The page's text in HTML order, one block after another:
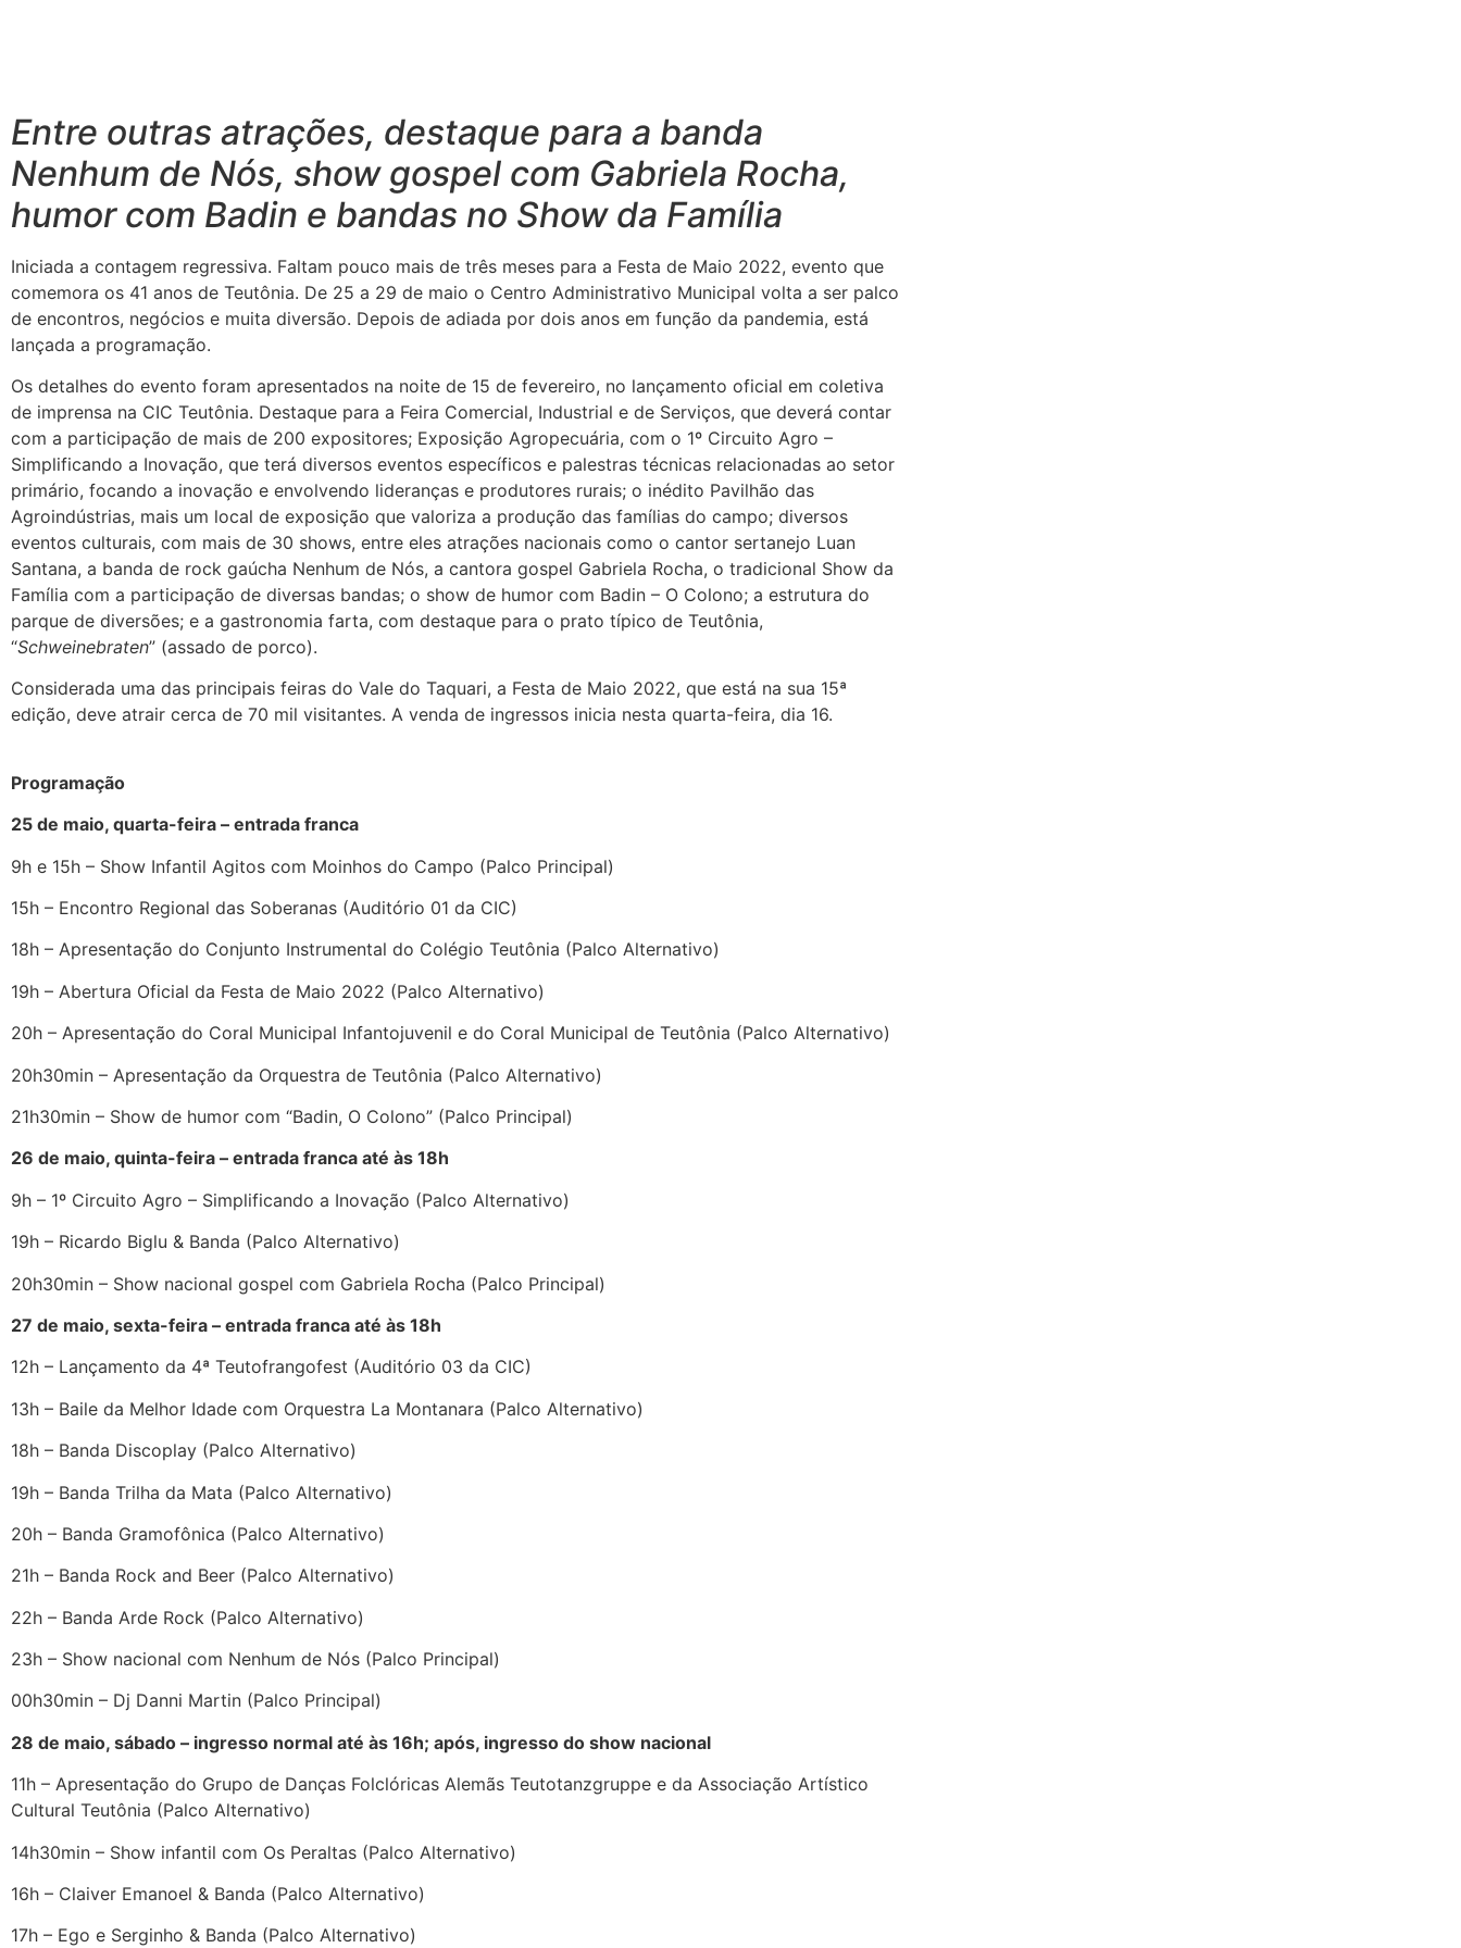
Entre outras atrações, destaque para a banda
Nenhum de Nós, show gospel com Gabriela Rocha,
humor com Badin e bandas no Show da Família
Iniciada a contagem regressiva. Faltam pouco mais de três meses para a Festa de Maio 2022, evento que
comemora os 41 anos de Teutônia. De 25 a 29 de maio o Centro Administrativo Municipal volta a ser palco
de encontros, negócios e muita diversão. Depois de adiada por dois anos em função da pandemia, está
lançada a programação.
Os detalhes do evento foram apresentados na noite de 15 de fevereiro, no lançamento oficial em coletiva
de imprensa na CIC Teutônia. Destaque para a Feira Comercial, Industrial e de Serviços, que deverá contar
com a participação de mais de 200 expositores; Exposição Agropecuária, com o 1º Circuito Agro –
Simplificando a Inovação, que terá diversos eventos específicos e palestras técnicas relacionadas ao setor
primário, focando a inovação e envolvendo lideranças e produtores rurais; o inédito Pavilhão das
Agroindústrias, mais um local de exposição que valoriza a produção das famílias do campo; diversos
eventos culturais, com mais de 30 shows, entre eles atrações nacionais como o cantor sertanejo Luan
Santana, a banda de rock gaúcha Nenhum de Nós, a cantora gospel Gabriela Rocha, o tradicional Show da
Família com a participação de diversas bandas; o show de humor com Badin – O Colono; a estrutura do
parque de diversões; e a gastronomia farta, com destaque para o prato típico de Teutônia,
“Schweinebraten” (assado de porco).
Considerada uma das principais feiras do Vale do Taquari, a Festa de Maio 2022, que está na sua 15ª
edição, deve atrair cerca de 70 mil visitantes. A venda de ingressos inicia nesta quarta-feira, dia 16.
Programação
25 de maio, quarta-feira – entrada franca
9h e 15h – Show Infantil Agitos com Moinhos do Campo (Palco Principal)
15h – Encontro Regional das Soberanas (Auditório 01 da CIC)
18h – Apresentação do Conjunto Instrumental do Colégio Teutônia (Palco Alternativo)
19h – Abertura Oficial da Festa de Maio 2022 (Palco Alternativo)
20h – Apresentação do Coral Municipal Infantojuvenil e do Coral Municipal de Teutônia (Palco Alternativo)
20h30min – Apresentação da Orquestra de Teutônia (Palco Alternativo)
21h30min – Show de humor com “Badin, O Colono” (Palco Principal)
26 de maio, quinta-feira – entrada franca até às 18h
9h – 1º Circuito Agro – Simplificando a Inovação (Palco Alternativo)
19h – Ricardo Biglu & Banda (Palco Alternativo)
20h30min – Show nacional gospel com Gabriela Rocha (Palco Principal)
27 de maio, sexta-feira – entrada franca até às 18h
12h – Lançamento da 4ª Teutofrangofest (Auditório 03 da CIC)
13h – Baile da Melhor Idade com Orquestra La Montanara (Palco Alternativo)
18h – Banda Discoplay (Palco Alternativo)
19h – Banda Trilha da Mata (Palco Alternativo)
20h – Banda Gramofônica (Palco Alternativo)
21h – Banda Rock and Beer (Palco Alternativo)
22h – Banda Arde Rock (Palco Alternativo)
23h – Show nacional com Nenhum de Nós (Palco Principal)
00h30min – Dj Danni Martin (Palco Principal)
28 de maio, sábado – ingresso normal até às 16h; após, ingresso do show nacional
11h – Apresentação do Grupo de Danças Folclóricas Alemãs Teutotanzgruppe e da Associação Artístico
Cultural Teutônia (Palco Alternativo)
14h30min – Show infantil com Os Peraltas (Palco Alternativo)
16h – Claiver Emanoel & Banda (Palco Alternativo)
17h – Ego e Serginho & Banda (Palco Alternativo)